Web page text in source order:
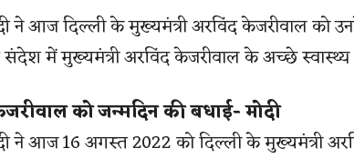
ने आज दिल्ली के मुख्यमंत्री अरविंद केजरीवाल को
संदेश में मुख्यमंत्री अरविंद केजरीवाल के अच्छे
को जन्मदिन की बधाई- मोदी
ने आज 16 अगस्त 2022 को दिल्ली के मुख्यमंत्री